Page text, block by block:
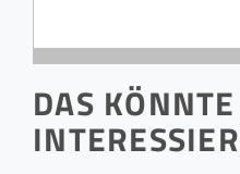
DAS